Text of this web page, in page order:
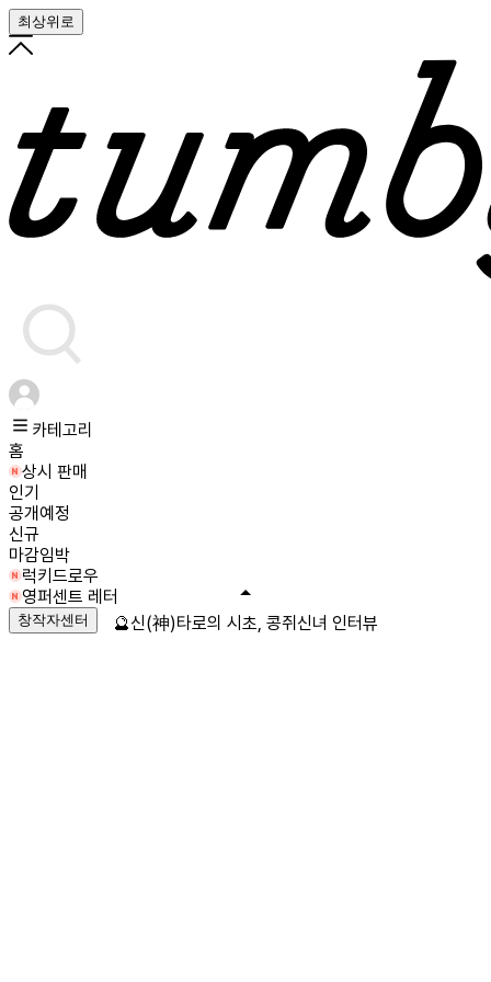
최상위로
카테고리
홈
상시 판매
인기
공개예정
신규
마감임박
럭키드로우
영퍼센트 레터
창작자센터 🔮신(神)타로의 시초, 콩쥐신녀 인터뷰